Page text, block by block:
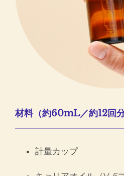
材料（約60mL／約12回分
計量カップ